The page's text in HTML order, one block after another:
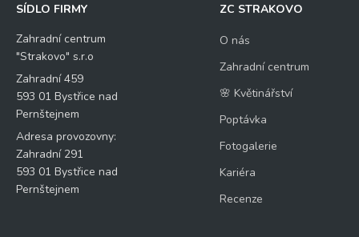
SÍDLO FIRMY
Zahradní centrum
"Strakovo" s.r.o
Zahradní 459
593 01 Bystřice nad
Pernštejnem
Adresa provozovny:
Zahradní 291
593 01 Bystřice nad
Pernštejnem
ZC STRAKOVO
O nás
Zahradní centrum
🌸 Květinářství
Poptávka
Fotogalerie
Kariéra
Recenze